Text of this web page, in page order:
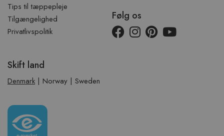
Tips til tæppepleje
Tilgængelighed
Privatlivspolitik
Følg os
Skift land
Denmark | Norway | Sweden